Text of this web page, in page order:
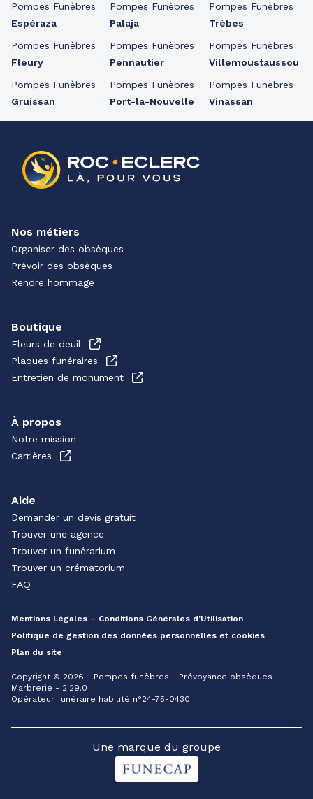
Pompes Funèbres
Espéraza
Pompes Funèbres
Fleury
Pompes Funèbres
Gruissan
Pompes Funèbres
Palaja
Pompes Funèbres
Pennautier
Pompes Funèbres
Port-la-Nouvelle
Pompes Funèbres
Trèbes
Pompes Funèbres
Villemoustaussou
Pompes Funèbres
Vinassan
Nos métiers
Organiser des obsèques
Prévoir des obsèques
Rendre hommage
Boutique
Fleurs de deuil
Plaques funéraires
Entretien de monument
À propos
Notre mission
Carrières
Aide
Demander un devis gratuit
Trouver une agence
Trouver un funérarium
Trouver un crématorium
FAQ
Mentions Légales – Conditions Générales d’Utilisation
Politique de gestion des données personnelles et cookies
Plan du site
Copyright © 2026 - Pompes funèbres - Prévoyance obsèques -
Marbrerie - 2.29.0
Opérateur funéraire habilité n°24-75-0430
Une marque du groupe